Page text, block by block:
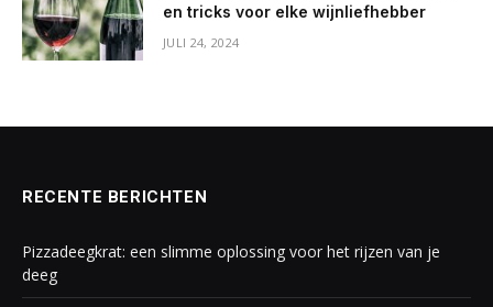
en tricks voor elke wijnliefhebber
JULI 24, 2024
RECENTE BERICHTEN
Pizzadeegkrat: een slimme oplossing voor het rijzen van je
deeg